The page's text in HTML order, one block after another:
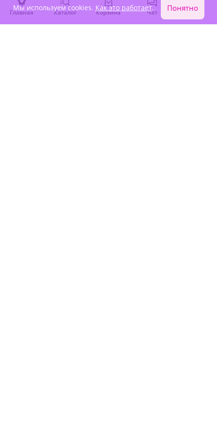
Главная Каталог Корзина Чат Войти
Мы используем cookies. Как это работает. Понятно